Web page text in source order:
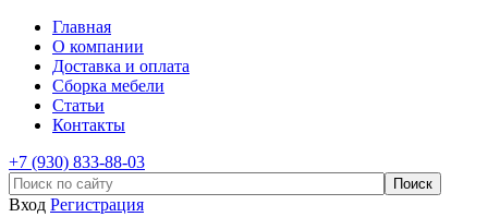
Главная
О компании
Доставка и оплата
Сборка мебели
Статьи
Контакты
+7 (930) 833-88-03
Вход Регистрация